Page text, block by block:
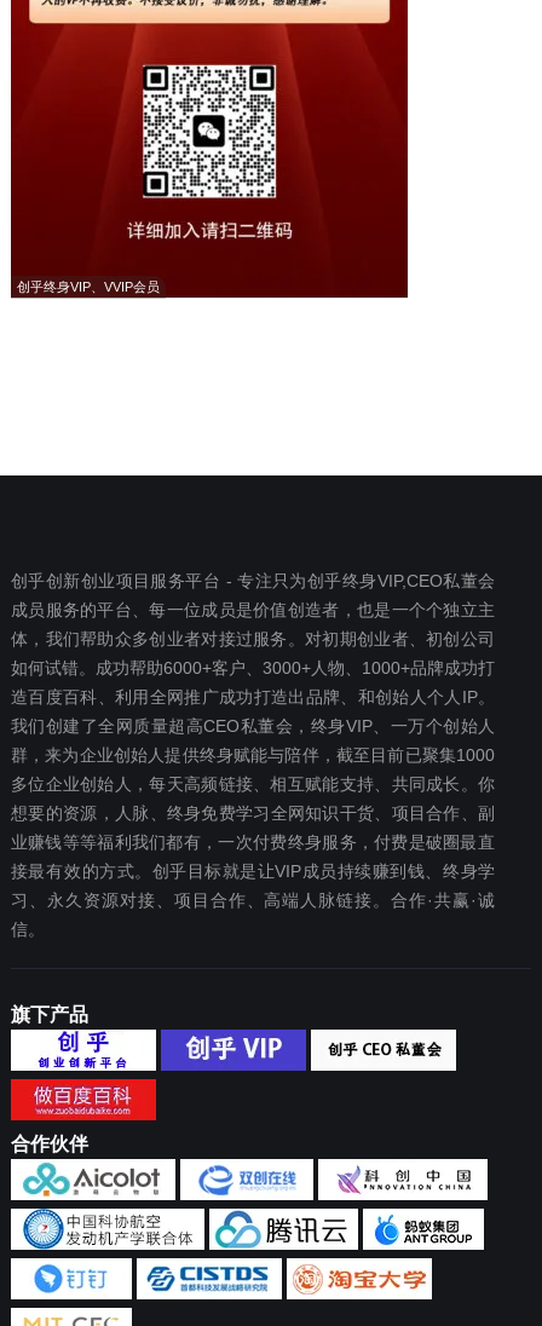
创乎终身VIP、VVIP会员
创乎创新创业项目服务平台 - 专注只为创乎终身VIP,CEO私董会
成员服务的平台、每一位成员是价值创造者，也是一个个独立主
体，我们帮助众多创业者对接过服务。对初期创业者、初创公司
如何试错。成功帮助6000+客户、3000+人物、1000+品牌成功打
造百度百科、利用全网推广成功打造出品牌、和创始人个人IP。
我们创建了全网质量超高CEO私董会，终身VIP、一万个创始人
群，来为企业创始人提供终身赋能与陪伴，截至目前已聚集1000
多位企业创始人，每天高频链接、相互赋能支持、共同成长。你
想要‬的资源，人脉、终身免费学习全网知识干货、项目合作、副
业赚钱等等福利我们都‬有，一次付费终‬身服务，付费是破圈最‬直
接最有效‬的方式。创乎目标就是让VIP成员持续赚到钱、终身学
习、永久资源对接、项目合作、高端人脉链接。合作·共赢·诚
信。
旗下产品
合作伙伴